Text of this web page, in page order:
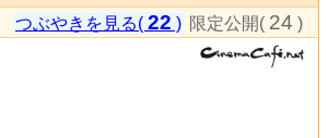
つぶやきを見る( 22 ) 限定公開( 24 )